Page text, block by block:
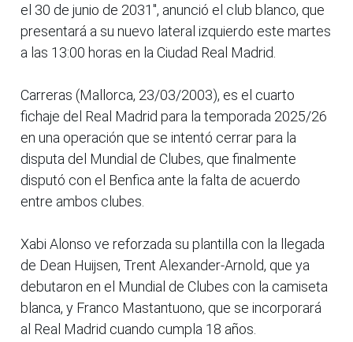
el 30 de junio de 2031", anunció el club blanco, que
presentará a su nuevo lateral izquierdo este martes
a las 13:00 horas en la Ciudad Real Madrid.
Carreras (Mallorca, 23/03/2003), es el cuarto
fichaje del Real Madrid para la temporada 2025/26
en una operación que se intentó cerrar para la
disputa del Mundial de Clubes, que finalmente
disputó con el Benfica ante la falta de acuerdo
entre ambos clubes.
Xabi Alonso ve reforzada su plantilla con la llegada
de Dean Huijsen, Trent Alexander-Arnold, que ya
debutaron en el Mundial de Clubes con la camiseta
blanca, y Franco Mastantuono, que se incorporará
al Real Madrid cuando cumpla 18 años.